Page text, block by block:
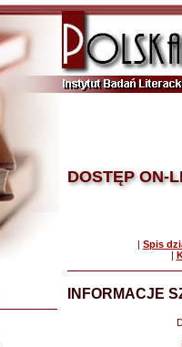
DOSTĘP ON-
| Spis
|
INFORMACJE